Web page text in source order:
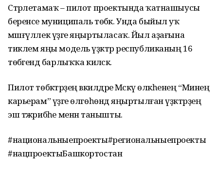
Стәрлетамаҡ – пилот проектында ҡатнашыусы
беренсе муниципаль төбәк. Унда быйыл уҡ
мәшғүллек үҙәге яңыртыласаҡ. Йыл аҙағына
тиклем яңы модель үҙәктәр республиканың 16
төбәгендә барлыҡҡа киләсәк.
Пилот төбәктәрҙең вәкилдәре Мәскәү өлкәһенең “Минең
карьерам” үҙәге өлгөһөндә яңыртылған үҙәктәрҙең
эш тәжрибәһе менән танышты.
#национальныепроекты#региональныепроекты
#нацпроектыБашкортостан